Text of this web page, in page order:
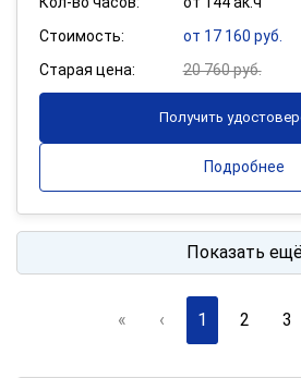
Стоимость:
от 17 160 руб.
Старая цена:
20 760 руб.
Получить
Подробнее
Показать
« ‹ 1 2 3